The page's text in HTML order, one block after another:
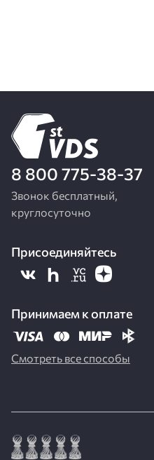
8 800 775-38-37
Звонок бесплатный,
круглосуточно
Присоединяйтесь
Принимаем к оплате
Смотреть все способы